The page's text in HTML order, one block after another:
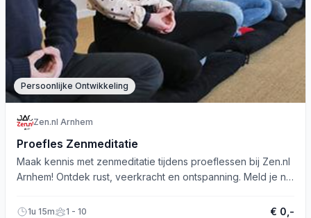
Persoonlijke Ontwikkeling
Zen.nl Arnhem
Proefles Zenmeditatie
Maak kennis met zenmeditatie tijdens proeflessen bij Zen.nl
Arnhem! Ontdek rust, veerkracht en ontspanning. Meld je nu
1u 15m 1 - 10 € 0,-